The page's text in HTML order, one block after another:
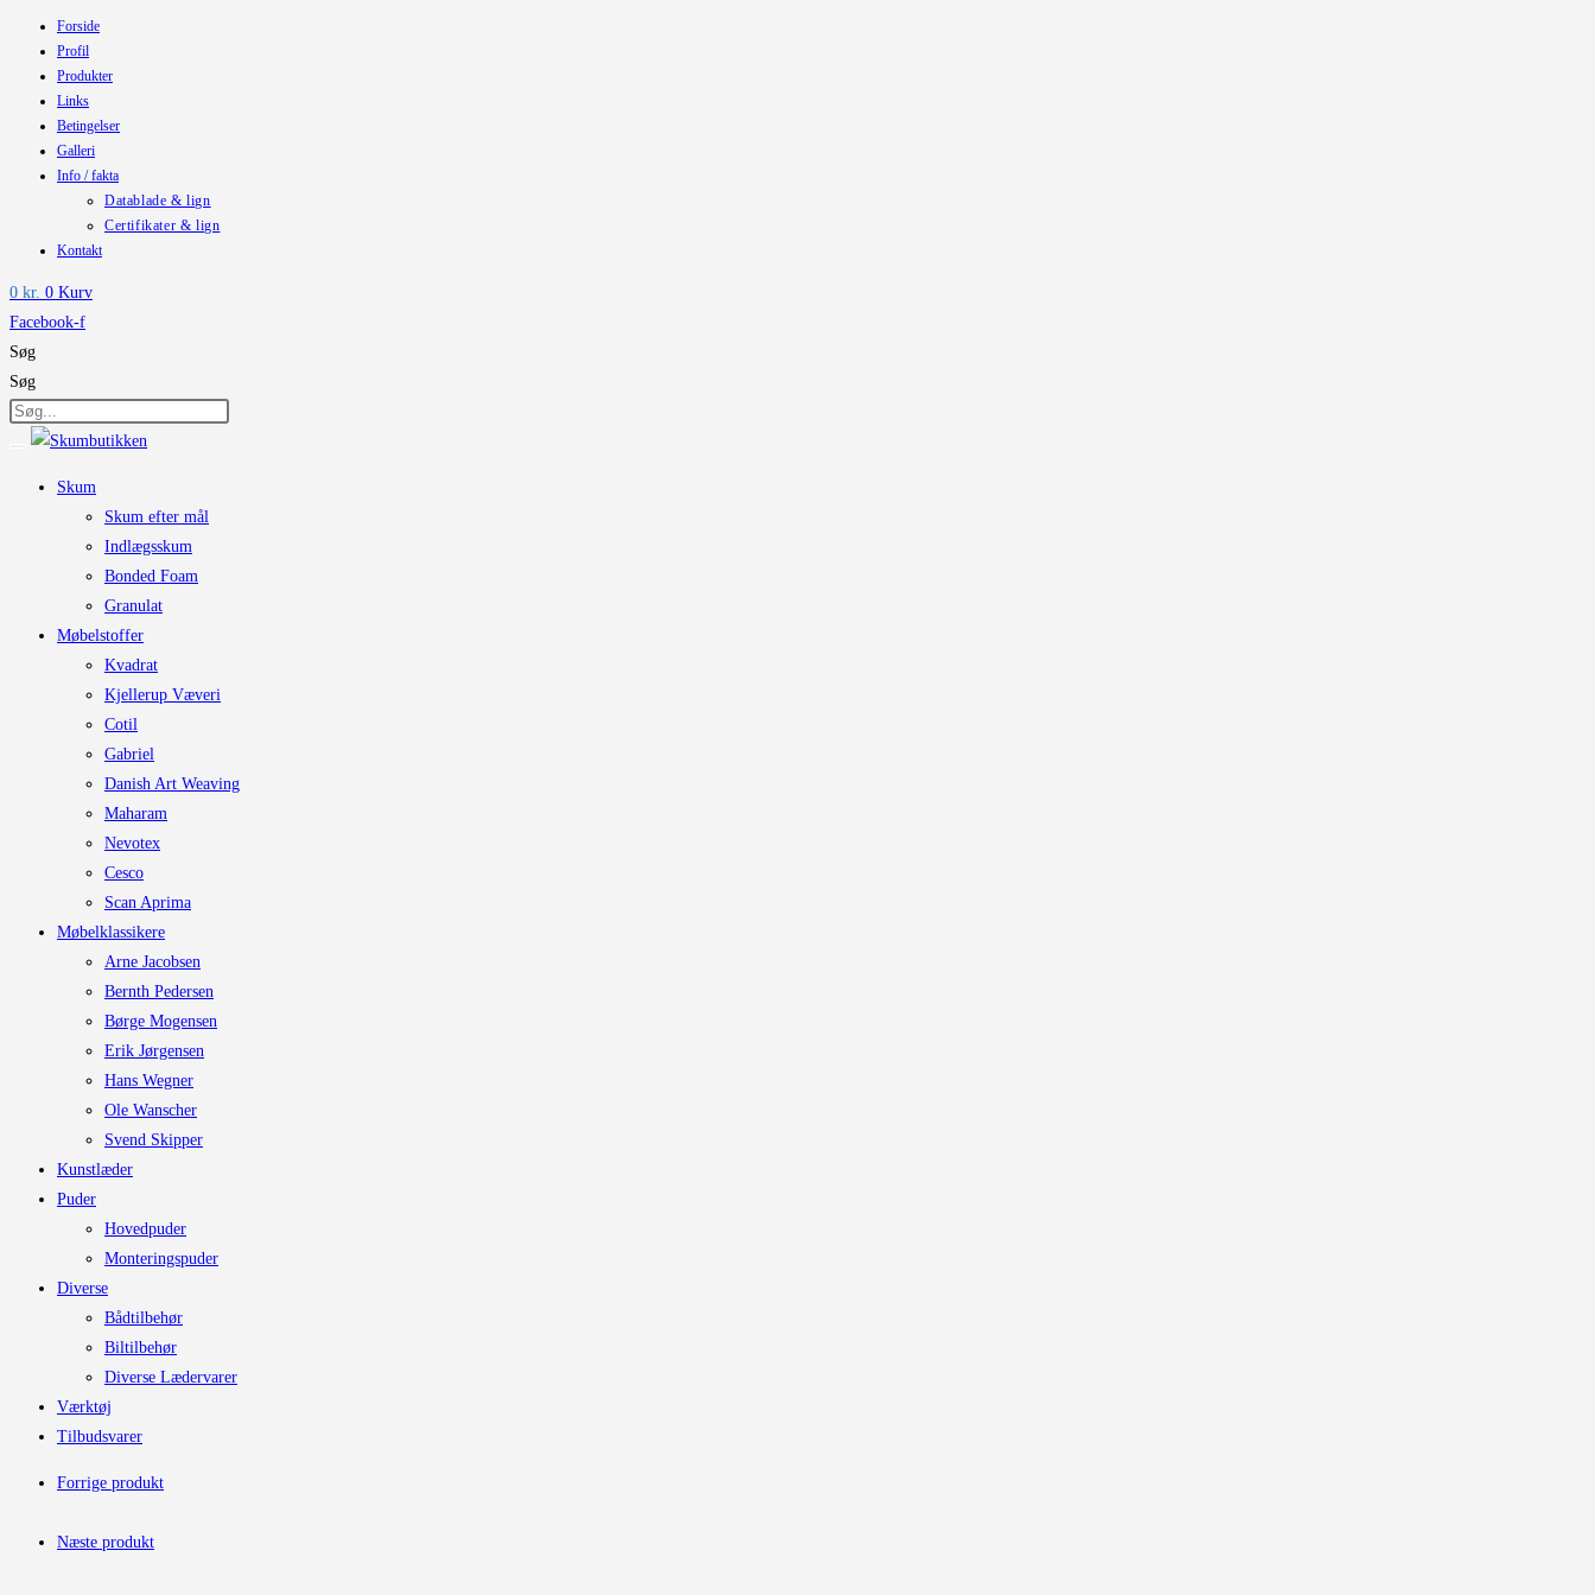
Forside
Profil
Produkter
Links
Betingelser
Galleri
Info / fakta
Datablade & lign
Certifikater & lign
Kontakt
0 kr. 0 Kurv
Facebook-f
Søg
Søg
Skum
Skum efter mål
Indlægsskum
Bonded Foam
Granulat
Møbelstoffer
Kvadrat
Kjellerup Væveri
Cotil
Gabriel
Danish Art Weaving
Maharam
Nevotex
Cesco
Scan Aprima
Møbelklassikere
Arne Jacobsen
Bernth Pedersen
Børge Mogensen
Erik Jørgensen
Hans Wegner
Ole Wanscher
Svend Skipper
Kunstlæder
Puder
Hovedpuder
Monteringspuder
Diverse
Bådtilbehør
Biltilbehør
Diverse Lædervarer
Værktøj
Tilbudsvarer
Forrige produkt
Næste produkt